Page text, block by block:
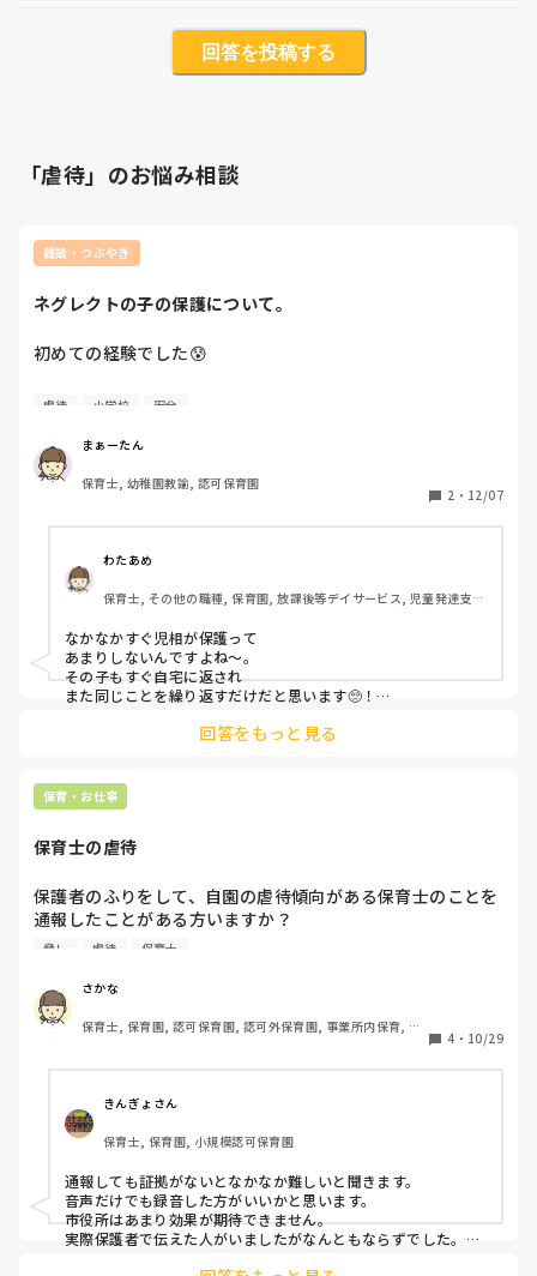
回答を投稿する
「虐待」のお悩み相談
雑談・つぶやき
ネグレクトの子の保護について。
初めての経験でした😰
仕事柄、いや…そうでなくて誰でも聞いたことがある【ネグ
今朝7時30分ごろ。
娘は小学校に登校するため、途中まで送っていきました。
そこで大問題が発生🫵
いつも送っていく場所に、なぜか息子と同じくらいの子供が
1人で遊んでいました。
交通量はかなりあるところです。
「えっ⁉️」と思ったのは私だけではなく、そこで信号待ちを
していた小学生の子達もでした。
その子たちに「この子知ってる？お母さんとかの姿見た？」
運良く、娘を途中まで送っていくところは目の前に交番があ
そのまま、その子と息子を連れて交番へ。
娘と、その他小学生の子達には「おばさんが交番に連れてい
くから学校に行ってねー！」と伝えておきました💦
それを聞いた娘も、いつもならバイバイと手を振り、姿が見
ん！頑張って！」と、逆に励ましてくれて登校。
で、私はというと…。
色々調査してもらって、結局のところ、近くに住んでいる子
で、常習犯だということでした。
すぐに警察の方が連絡をしてくれましたが、こういう時って
警察から児相に連絡するとかないんですかね？
しかもその子。
朝寒い中、上着も着ないで、裸足にサンダル。
おむつは履いていたけど、おしっこが漏れて下半身ビシャビ
虐待 小学校 安全
まぁーたん
保育士, 幼稚園教諭, 認可保育園
2 ・ 12/07
わたあめ
保育士, その他の職種, 保育園, 放課後等デイサービス, 児童発達支援
なかなかすぐ児相が保護って
あまりしないんですよね〜。
その子もすぐ自宅に返され
また同じことを繰り返すだけだと思います🥺！
明らかに怪我があり、
「わたしたちは動けないので、警察に電話してください」
とのこと‥🥺！
児相が警察に電話してと言ったから、まだ電話できたけど、
終わらせてたら何もできなかったってことだよね？
と、ゾッとしました。
その事案は虐待ニュースで載りました。父親は逮捕。だが、
いと言っていて、通報した職員を恨んでるとのこと🥺！
その職場は怖くて辞めました。
子どもは、またすぐ自宅に返されてました。
またニュースにならなきゃいいけど‥って感じです。
回答をもっと見る
保育・お仕事
保育士の虐待
保護者のふりをして、自園の虐待傾向がある保育士のことを
通報したことがある方いますか？
市役所以外に通報するなら、どこが効果あるとか知っていま
※虐待レベルですが、
ほっぺをつねる、頭を叩く、子どもに対して『嫌い、あっち
行って』など言う。
いは、平気で座らされています。
毎日大声で怒鳴り過ぎているなどです。
市役所だと、田舎で少し保育園と癒着がありそうなので、効
果ないかもと懸念しています。
虐待通報センターとかだと、大袈裟なのでしょうか、、、
脅し 虐待 保育士
さかな
保育士, 保育園, 認可保育園, 認可外保育園, 事業所内保育, 託
4 ・ 10/29
きんぎょさん
保育士, 保育園, 小規模認可保育園
通報しても証拠がないとなかなか難しいと聞きます。
音声だけでも録音した方がいいかと思います。
市役所はあまり効果が期待できません。
実際保護者で伝えた人がいましたがなんともならずでした。